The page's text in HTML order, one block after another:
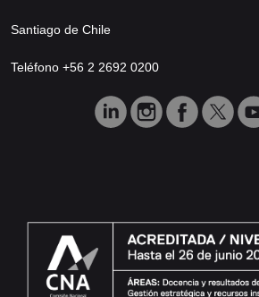
Santiago de Chile
Teléfono +56 2 2692 0200